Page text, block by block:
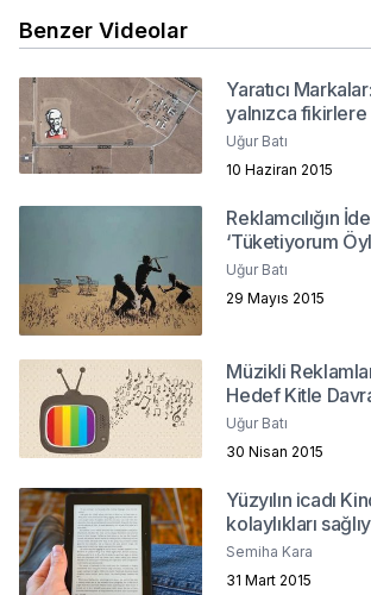
Benzer Videolar
Yaratıcı
yalnızca
Uğur Batı
10 Haziran 2015
Reklamcılığın
‘Tüketiyorum
Uğur Batı
29 Mayıs 2015
Müzikli
Hedef Kitle
Bir Unsur Olarak
Müzikle İlişkisi
Uğur Batı
30 Nisan 2015
Yüzyılın icadı
kolaylıkları
Semiha Kara
31 Mart 2015